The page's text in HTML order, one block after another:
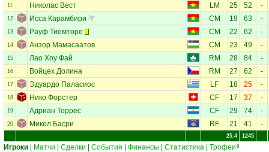
11 Николас Вест LM 25 52 -
12 Исса Карамбири CM 19 63 -
13 Рауф Тиемторе CM 22 62 -
14 Анзор Мамасаатов CM 23 49 -
15 Лао Хоу Фай RM 28 84 -
16 Войцех Долина RM 27 62 -
17 Эдуардо Паласиос LF 18 25 -
18 Нико Форстер CF 17 37 -
19 Адриан Торрес CF 29 74 -
20 Микел Басри RF 21 41 -
25.4 1245
Игроки Матчи Сделки События Финансы Статистика Трофеи 8